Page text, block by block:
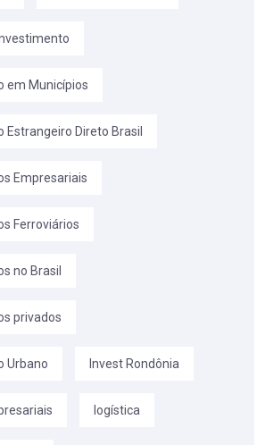
em Municípios
Estrangeiro Direto Brasil
Empresariais
Ferroviários
no Brasil
privados
Urbano Invest Rondônia
logística